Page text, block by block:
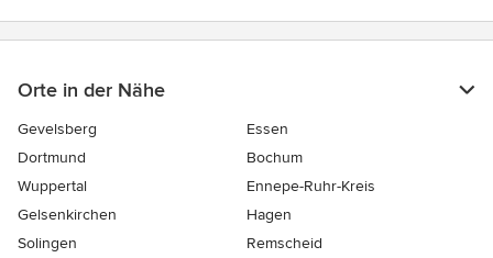
Orte in der Nähe
Gevelsberg
Essen
Dortmund
Bochum
Wuppertal
Ennepe-Ruhr-Kreis
Gelsenkirchen
Hagen
Solingen
Remscheid